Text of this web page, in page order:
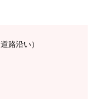
路沿い）